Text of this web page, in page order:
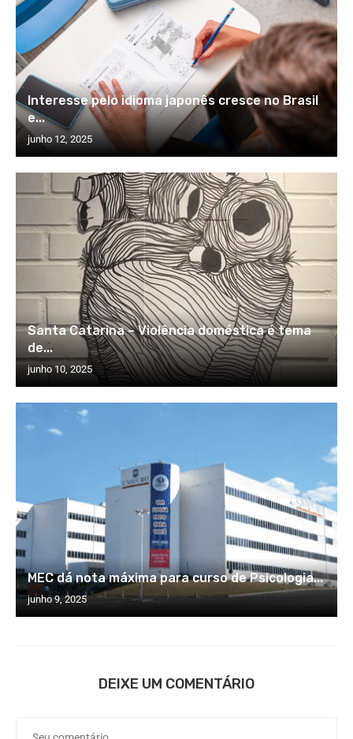
Interesse pelo idioma japonês cresce no Brasil
e...
junho 12, 2025
Santa Catarina – Violência doméstica é tema
de...
junho 10, 2025
MEC dá nota máxima para curso de Psicologia...
junho 9, 2025
DEIXE UM COMENTÁRIO